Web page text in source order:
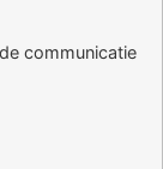
communicatie